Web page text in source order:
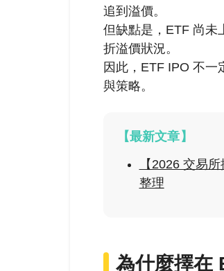
追到溢價。
但缺點是，ETF 尚未
折溢價狀況。
因此，ETF IPO 不
與策略。
【最新文章】
【2026 交易
整理
為什麼擇在